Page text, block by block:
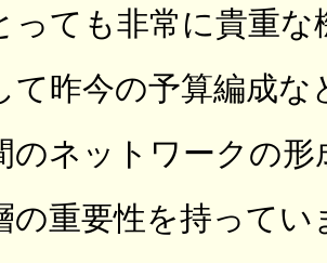
っても非常に貴重
て昨今の予算編成
のネットワークの
の重要性を持って